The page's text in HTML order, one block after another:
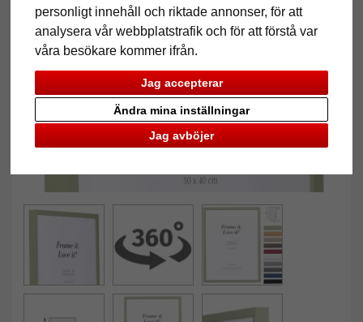
personligt innehåll och riktade annonser, för att
analysera vår webbplatstrafik och för att förstå var
våra besökare kommer ifrån.
Jag accepterar
Jag avböjer
Ändra mina inställningar
Tillbaka